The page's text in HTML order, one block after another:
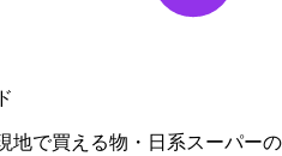
地で買える物・日系スーパー